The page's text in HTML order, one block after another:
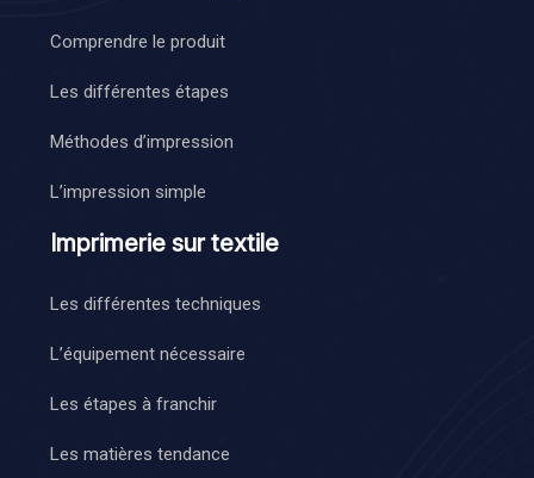
Comprendre le produit
Les différentes étapes
Méthodes d’impression
L’impression simple
Imprimerie sur textile
Les différentes techniques
L’équipement nécessaire
Les étapes à franchir
Les matières tendance